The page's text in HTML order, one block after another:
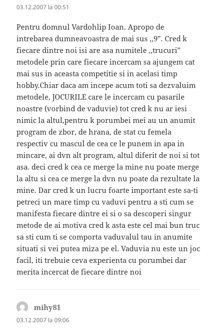
03.12.2007 la 00:51
Pentru domnul Vardohlip Ioan. Apropo de
intrebarea dumneavoastra de mai sus ,,9”. Cred k
fiecare dintre noi isi are asa numitele ,,trucuri”
metodele prin care fiecare incercam sa ajungem cat
mai sus in aceasta competitie si in acelasi timp
hobby.Chiar daca am incepe acum toti sa dezvaluim
metodele, JOCURILE care le incercam cu pasarile
noastre (vorbind de vaduvie) tot cred k nu ar iesi
nimic la altul,pentru k porumbei mei au un anumit
program de zbor, de hrana, de stat cu femela
respectiv cu mascul de cea ce le punem in apa in
mincare, ai dvn alt program, altul diferit de noi si tot
asa. deci cred k cea ce merge la mine nu poate merge
la altu si cea ce merge la dvn nu poate da rezultate la
mine. Dar cred k un lucru foarte important este sa-ti
petreci un mare timp cu vaduvi pentru a sti cum se
manifesta fiecare dintre ei si o sa descoperi singur
metode de ai motiva cred k asta este cel mai bun truc
sa sti cum ti se comporta vaduvalul tau in anumite
situati si vei putea miza pe el. Vaduvia nu este un joc
facil, iti trebuie ceva experienta cu porumbei dar
merita incercat de fiecare dintre noi
mihy81
03.12.2007 la 09:06